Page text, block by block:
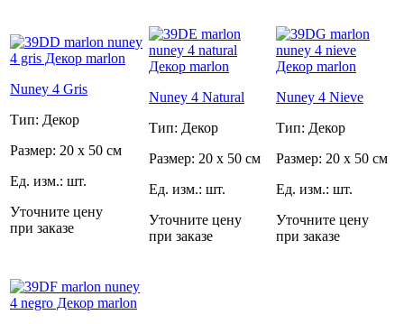
Nuney 4 Gris
Тип: Декор
Размер: 20 x 50 см
Ед. изм.: шт.
Уточните цену
при заказе
Nuney 4 Natural
Тип: Декор
Размер: 20 x 50 см
Ед. изм.: шт.
Уточните цену
при заказе
Nuney 4 Nieve
Тип: Декор
Размер: 20 x 50 см
Ед. изм.: шт.
Уточните цену
при заказе